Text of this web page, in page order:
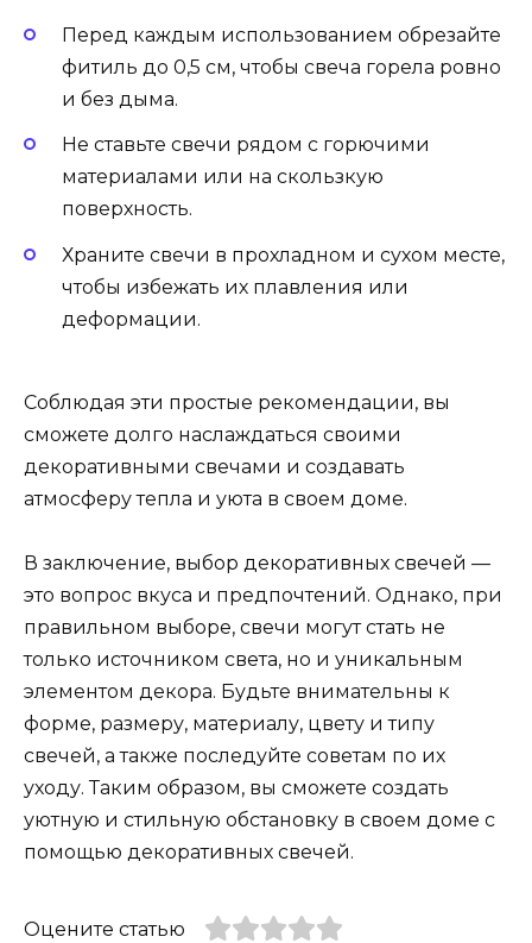
Перед каждым использованием обрезайте
фитиль до 0,5 см, чтобы свеча горела ровно
и без дыма.
Не ставьте свечи рядом с горючими
материалами или на скользкую
поверхность.
Храните свечи в прохладном и сухом месте,
чтобы избежать их плавления или
деформации.
Соблюдая эти простые рекомендации, вы
сможете долго наслаждаться своими
декоративными свечами и создавать
атмосферу тепла и уюта в своем доме.
В заключение, выбор декоративных свечей —
это вопрос вкуса и предпочтений. Однако, при
правильном выборе, свечи могут стать не
только источником света, но и уникальным
элементом декора. Будьте внимательны к
форме, размеру, материалу, цвету и типу
свечей, а также последуйте советам по их
уходу. Таким образом, вы сможете создать
уютную и стильную обстановку в своем доме с
помощью декоративных свечей.
Оцените статью